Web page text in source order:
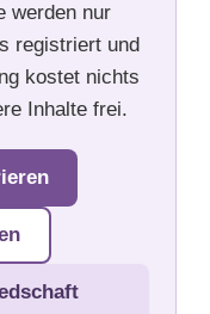
werden nur
registriert und
kostet nichts
Inhalte frei.